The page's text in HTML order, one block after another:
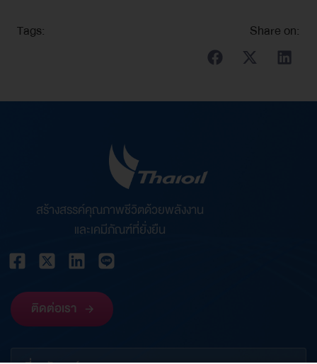
Tags: Share on:
สร้างสรรค์คุณภาพชีวิตด้วยพลังงาน
และเคมีภัณฑ์ที่ยั่งยืน
ติดต่อเรา